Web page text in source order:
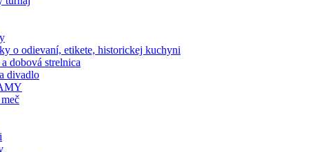
o odievaní, etikete, historickej kuchyni
dobová strelnica
divadlo